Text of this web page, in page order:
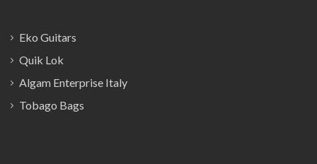
Eko Guitars
Quik Lok
Algam Enterprise Italy
Tobago Bags